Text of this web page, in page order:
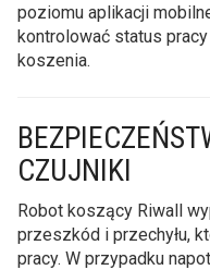
poziomu aplikacji
kontrolować status
koszenia.
CZUJNIKI
Robot koszący Riwall
przeszkód i przechyłu,
pracy. W przypadku